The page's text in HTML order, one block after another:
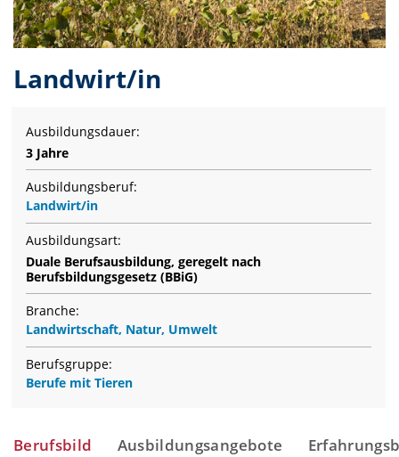
Landwirt/in
Ausbildungsdauer:
3 Jahre
Ausbildungsberuf:
Landwirt/in
Ausbildungsart:
Duale Berufsausbildung, geregelt nach
Berufsbildungsgesetz (BBiG)
Branche:
Landwirtschaft, Natur, Umwelt
Berufsgruppe:
Berufe mit Tieren
Berufsbild Ausbildungsangebote